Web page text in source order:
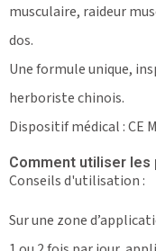
musculaire, raideur
dos.
Une formule unique,
herboriste chinois.
Dispositif médical : CE
Comment utiliser les
Conseils d'utilisation :
Sur une zone